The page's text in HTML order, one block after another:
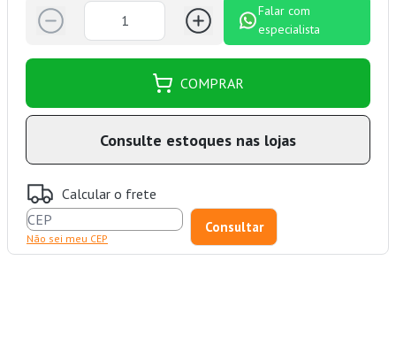
Falar com
especialista
COMPRAR
Consulte estoques nas lojas
Calcular o frete
Não sei meu CEP